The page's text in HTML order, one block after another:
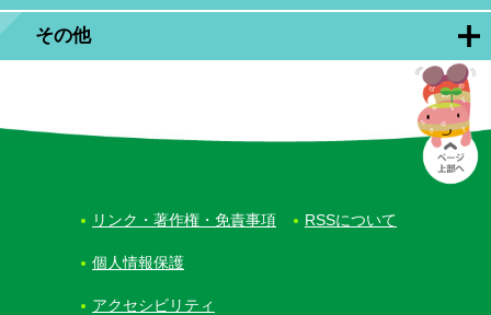
その他
リンク・著作権・免責事項 RSSについて
個人情報保護
アクセシビリティ